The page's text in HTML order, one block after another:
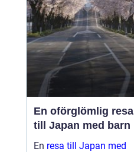
2025
En oförglömlig resa
till Japan med barn
En resa till Japan med